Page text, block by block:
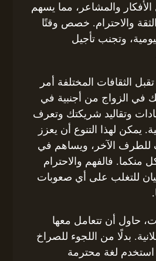
والمشاعر، مما يسهم
والاحترام. خصص وقتًا
وتجنب تأجيل
الثقافات المختلفة أمر
في الزواج من أجنبية في
وتقاليد شريكتك وتعرف
يمكن لهذا التنوع أن يعزز
الآخر، ويساهم في
منكما. فالفهم والاحترام
للتغلب على أي صعوبات
حاول أن تتعامل معها
بدلًا من اللجوء للصراخ
استخدم لغة محترمة